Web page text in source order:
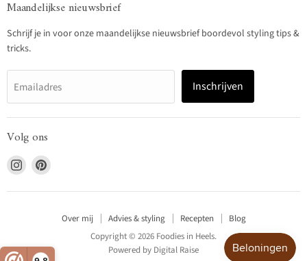
Maandelijkse nieuwsbrief
Schrijf je in voor onze maandelijkse nieuwsbrief boordevol styling tips &
tricks.
Emailadres Inschrijven
Volg ons
Vind
ons
op
Vind
op
Over mij Advies & styling Recepten
Blog
Copyright © 2026 Foodies in Heels.
Powered by Digital Raise